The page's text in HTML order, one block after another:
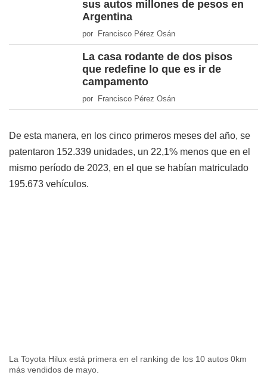
sus autos millones de pesos en
Argentina
por Francisco Pérez Osán
La casa rodante de dos pisos
que redefine lo que es ir de
campamento
por Francisco Pérez Osán
De esta manera, en los cinco primeros meses del año, se
patentaron 152.339 unidades, un 22,1% menos que en el
mismo período de 2023, en el que se habían matriculado
195.673 vehículos.
La Toyota Hilux está primera en el ranking de los 10 autos 0km
más vendidos de mayo.